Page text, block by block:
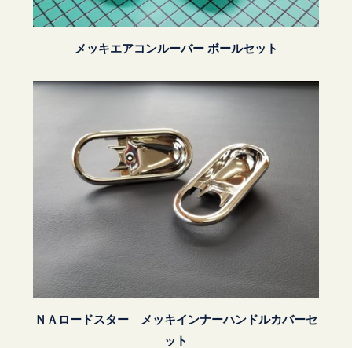
メッキエアコンルーバー ボールセット
ＮＡロードスター メッキインナーハンドルカバーセ
ット